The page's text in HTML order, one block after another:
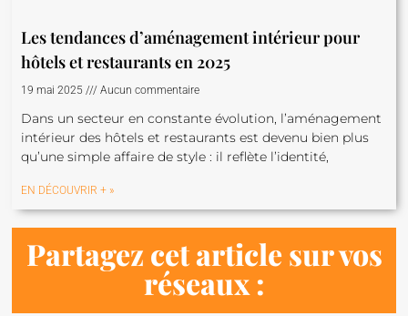
Les tendances d’aménagement intérieur pour
hôtels et restaurants en 2025
19 mai 2025 Aucun commentaire
Dans un secteur en constante évolution, l’aménagement
intérieur des hôtels et restaurants est devenu bien plus
qu’une simple affaire de style : il reflète l’identité,
EN DÉCOUVRIR + »
Partagez cet article sur vos
réseaux :